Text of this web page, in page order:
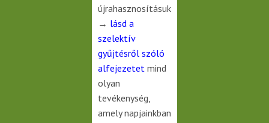
újrahasznosításuk
→ lásd a
szelektív
gyűjtésről szóló
alfejezetet mind
olyan
tevékenység,
amely napjainkban